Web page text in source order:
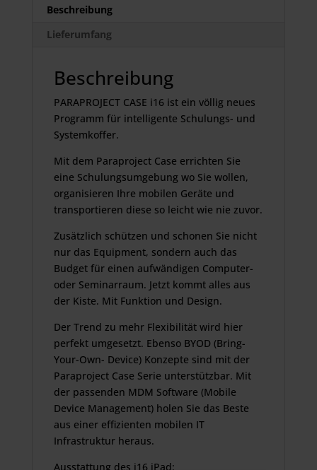
Beschreibung
Lieferumfang
Beschreibung
PARAPROJECT CASE i16 ist ein völlig neues
Programm für intelligente Schulungs- und
Systemkoffer.
Mit dem Paraproject Case errichten Sie
eine Schulungsumgebung wo Sie wollen,
organisieren Ihre mobilen Geräte und
transportieren diese so leicht wie nie zuvor.
Zusätzlich schützen und schonen Sie nicht
nur das Equipment, sondern auch das
Budget für einen aufwändigen Computer-
oder Seminarraum. Jetzt kommt alles aus
der Kiste. Mit Funktion und Design.
Der Trend zu mehr Flexibilität wird hier
perfekt umgesetzt. Ebenso BYOD (Bring-
Your-Own- Device) Konzepte sind mit der
Paraproject Case Serie unterstützbar. Mit
der passenden MDM Software (Mobile
Device Management) holen Sie das Beste
aus einer effizienten mobilen IT
Infrastruktur heraus.
Ausstattung des i16 iPad: